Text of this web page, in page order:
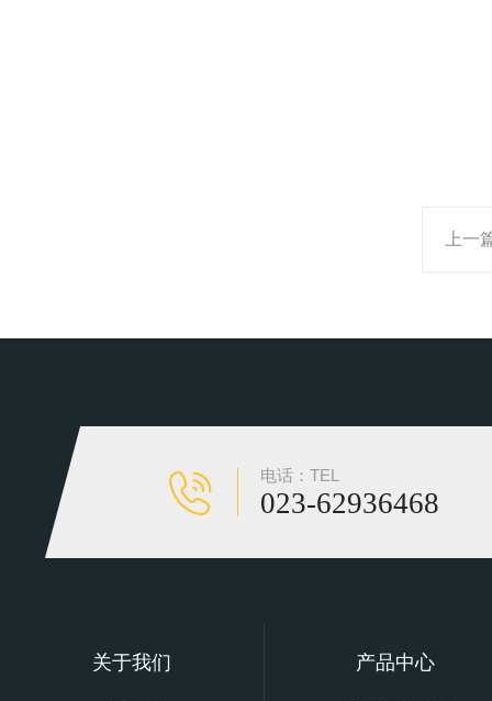
上一
电话：TEL
023-62936468
关于我们 产品中心